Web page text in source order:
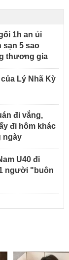
1h an ủi
sạn 5 sao
thương gia
Lý Nhã Kỳ
đi vắng,
đi hôm khác
ngày
U40 đi
người "buôn